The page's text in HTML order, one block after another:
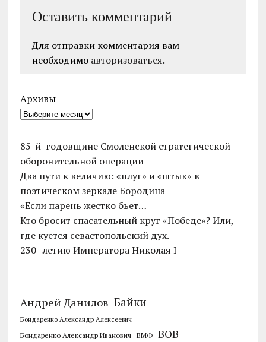
Оставить комментарий
Для отправки комментария вам
необходимо авторизоваться.
Архивы
85-й годовщине Смоленской стратегической
оборонительной операции
Два пути к величию: «плуг» и «штык» в
поэтическом зеркале Бородина
«Если парень жестко бьет…
Кто бросит спасательный круг «Победе»? Или,
где куется севастопольский дух.
230- летию Императора Николая I
Андрей Данилов Байки
Бондаренко Александр Алексеевич
Бондаренко Александр Иванович ВМФ ВОВ